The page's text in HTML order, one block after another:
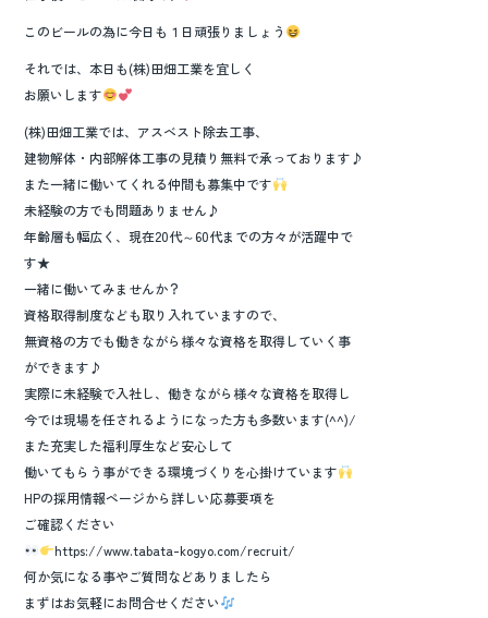
このビールの為に今日も１日頑張りましょう
それでは、本日も(株)田畑工業を宜しく
お願いします
(株)田畑工業では、アスベスト除去工事、
建物解体・内部解体工事の見積り無料で承っております♪
また一緒に働いてくれる仲間も募集中です
未経験の方でも問題ありません♪
年齢層も幅広く、現在20代～60代までの方々が活躍中で
す★
一緒に働いてみませんか？
資格取得制度なども取り入れていますので、
無資格の方でも働きながら様々な資格を取得していく事
ができます♪
実際に未経験で入社し、働きながら様々な資格を取得し
今では現場を任されるようになった方も多数います(^^)/
また充実した福利厚生など安心して
働いてもらう事ができる環境づくりを心掛けています
HPの採用情報ページから詳しい応募要項を
ご確認ください
https://www.tabata-kogyo.com/recruit/
何か気になる事やご質問などありましたら
まずはお気軽にお問合せください